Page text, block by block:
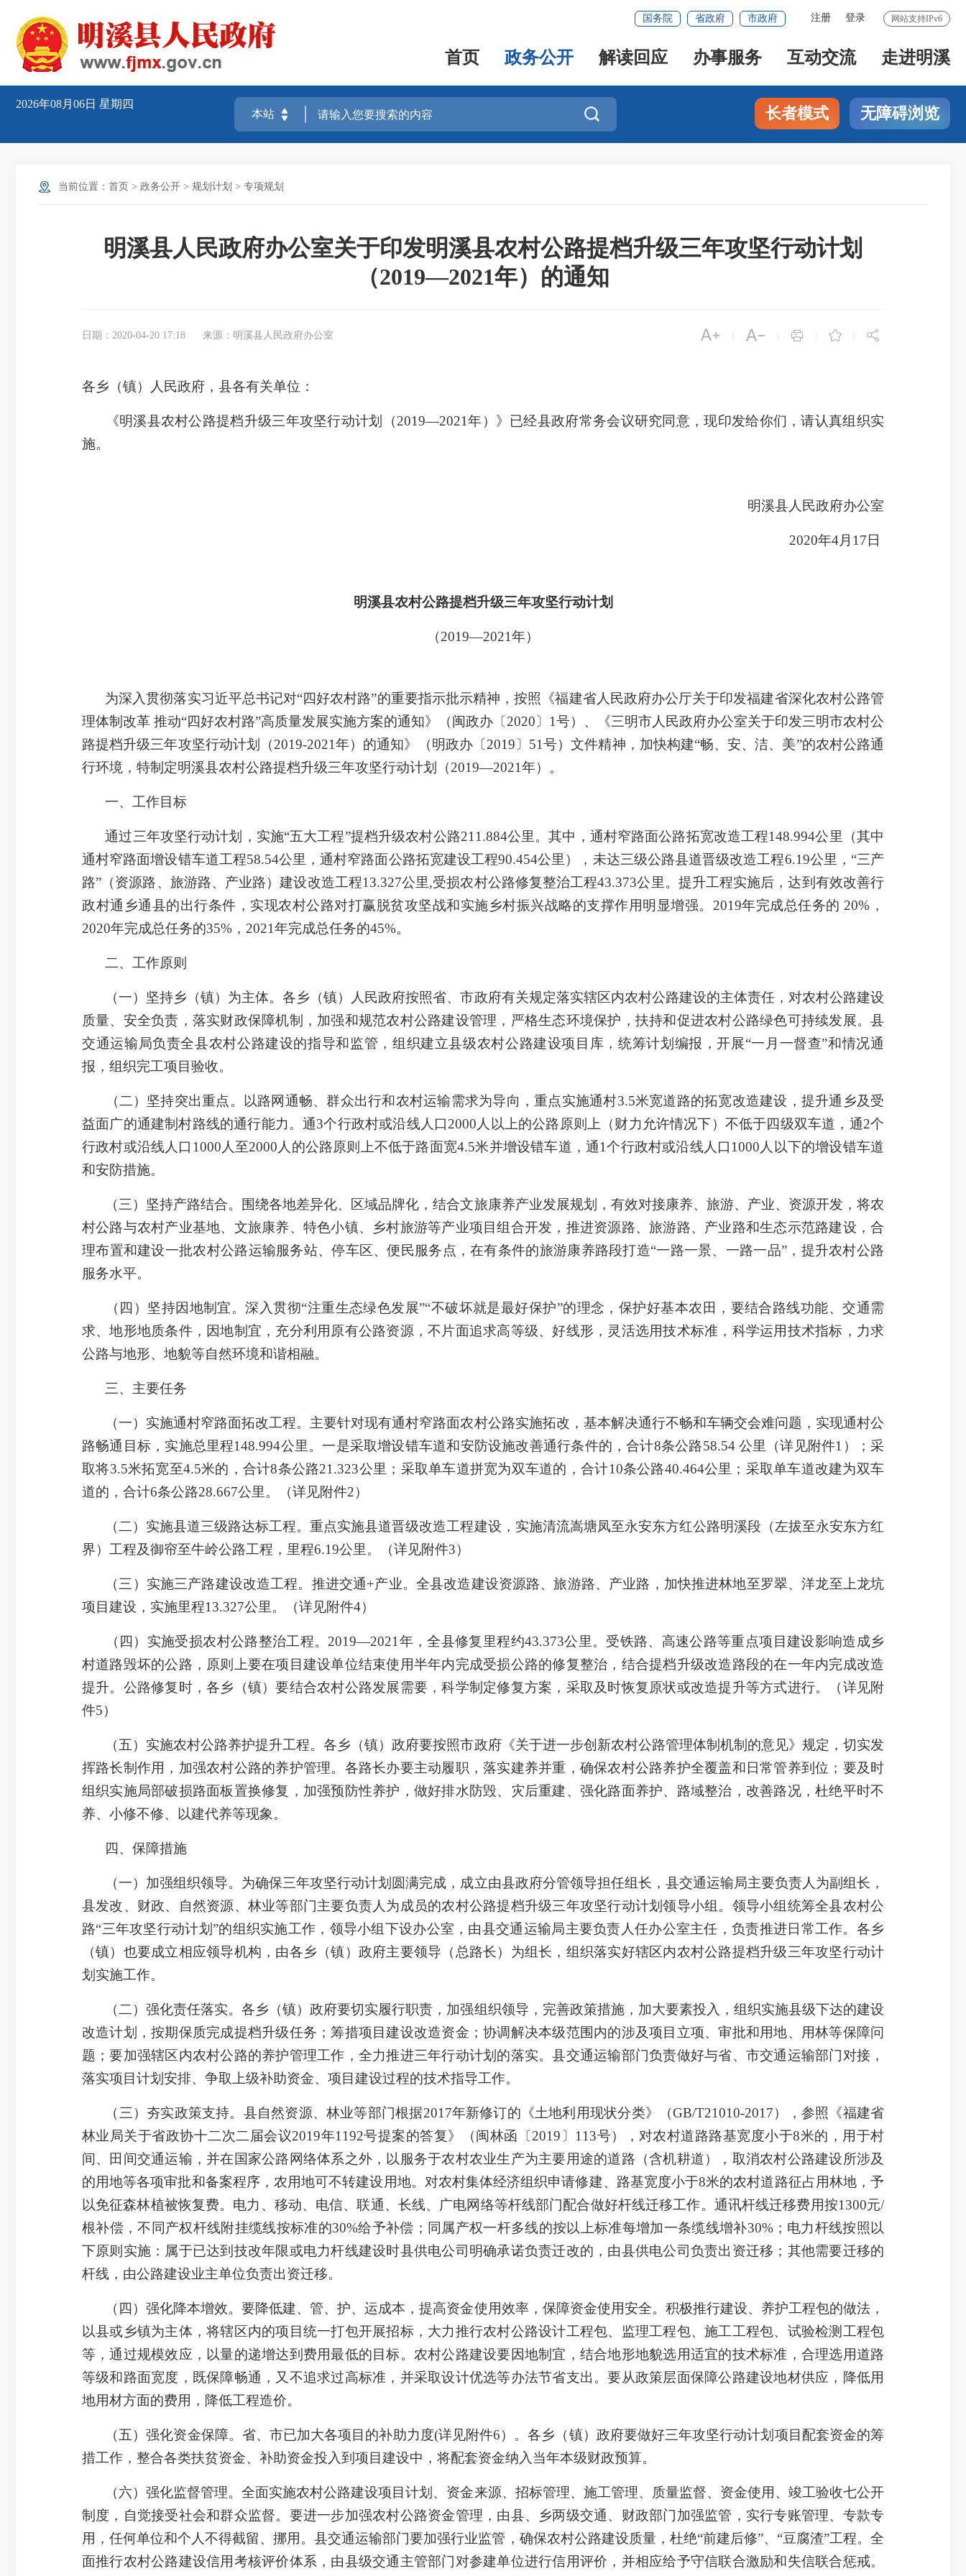
网站支持IPv6
注册 登录
国务院 省政府 市政府
首页 政务公开 解读回应 办事服务 互动交流 走进明溪
2026年08月06日 星期四
 长者模式 无障碍浏览
当前位置： 首页 > 政务公开 > 规划计划 > 专项规划
明溪县人民政府办公室关于印发明溪县农村公路提档升级三年攻坚行动计划
（2019—2021年）的通知
日期：2020-04-20 17:18 来源：明溪县人民政府办公室     
各乡（镇）人民政府，县各有关单位：
《明溪县农村公路提档升级三年攻坚行动计划（2019—2021年）》已经县政府常务会议研究同意，现印发给你们，请认真组织实
施。
明溪县人民政府办公室
2020年4月17日
明溪县农村公路提档升级三年攻坚行动计划
（2019—2021年）
为深入贯彻落实习近平总书记对“四好农村路”的重要指示批示精神，按照《福建省人民政府办公厅关于印发福建省深化农村公路管
理体制改革 推动“四好农村路”高质量发展实施方案的通知》（闽政办〔2020〕1号）、《三明市人民政府办公室关于印发三明市农村公
路提档升级三年攻坚行动计划（2019-2021年）的通知》（明政办〔2019〕51号）文件精神，加快构建“畅、安、洁、美”的农村公路通
行环境，特制定明溪县农村公路提档升级三年攻坚行动计划（2019—2021年）。
一、工作目标
通过三年攻坚行动计划，实施“五大工程”提档升级农村公路211.884公里。其中，通村窄路面公路拓宽改造工程148.994公里（其中
通村窄路面增设错车道工程58.54公里，通村窄路面公路拓宽建设工程90.454公里），未达三级公路县道晋级改造工程6.19公里，“三产
路”（资源路、旅游路、产业路）建设改造工程13.327公里,受损农村公路修复整治工程43.373公里。提升工程实施后，达到有效改善行
政村通乡通县的出行条件，实现农村公路对打赢脱贫攻坚战和实施乡村振兴战略的支撑作用明显增强。2019年完成总任务的 20%，
2020年完成总任务的35%，2021年完成总任务的45%。
二、工作原则
（一）坚持乡（镇）为主体。各乡（镇）人民政府按照省、市政府有关规定落实辖区内农村公路建设的主体责任，对农村公路建设
质量、安全负责，落实财政保障机制，加强和规范农村公路建设管理，严格生态环境保护，扶持和促进农村公路绿色可持续发展。县
交通运输局负责全县农村公路建设的指导和监管，组织建立县级农村公路建设项目库，统筹计划编报，开展“一月一督查”和情况通
报，组织完工项目验收。
（二）坚持突出重点。以路网通畅、群众出行和农村运输需求为导向，重点实施通村3.5米宽道路的拓宽改造建设，提升通乡及受
益面广的通建制村路线的通行能力。通3个行政村或沿线人口2000人以上的公路原则上（财力允许情况下）不低于四级双车道，通2个
行政村或沿线人口1000人至2000人的公路原则上不低于路面宽4.5米并增设错车道，通1个行政村或沿线人口1000人以下的增设错车道
和安防措施。
（三）坚持产路结合。围绕各地差异化、区域品牌化，结合文旅康养产业发展规划，有效对接康养、旅游、产业、资源开发，将农
村公路与农村产业基地、文旅康养、特色小镇、乡村旅游等产业项目组合开发，推进资源路、旅游路、产业路和生态示范路建设，合
理布置和建设一批农村公路运输服务站、停车区、便民服务点，在有条件的旅游康养路段打造“一路一景、一路一品”，提升农村公路
服务水平。
（四）坚持因地制宜。深入贯彻“注重生态绿色发展”“不破坏就是最好保护”的理念，保护好基本农田，要结合路线功能、交通需
求、地形地质条件，因地制宜，充分利用原有公路资源，不片面追求高等级、好线形，灵活选用技术标准，科学运用技术指标，力求
公路与地形、地貌等自然环境和谐相融。
三、主要任务
（一）实施通村窄路面拓改工程。主要针对现有通村窄路面农村公路实施拓改，基本解决通行不畅和车辆交会难问题，实现通村公
路畅通目标，实施总里程148.994公里。一是采取增设错车道和安防设施改善通行条件的，合计8条公路58.54 公里（详见附件1）；采
取将3.5米拓宽至4.5米的，合计8条公路21.323公里；采取单车道拼宽为双车道的，合计10条公路40.464公里；采取单车道改建为双车
道的，合计6条公路28.667公里。（详见附件2）
（二）实施县道三级路达标工程。重点实施县道晋级改造工程建设，实施清流嵩塘凤至永安东方红公路明溪段（左拔至永安东方红
界）工程及御帘至牛岭公路工程，里程6.19公里。（详见附件3）
（三）实施三产路建设改造工程。推进交通+产业。全县改造建设资源路、旅游路、产业路，加快推进林地至罗翠、洋龙至上龙坑
项目建设，实施里程13.327公里。（详见附件4）
（四）实施受损农村公路整治工程。2019—2021年，全县修复里程约43.373公里。受铁路、高速公路等重点项目建设影响造成乡
村道路毁坏的公路，原则上要在项目建设单位结束使用半年内完成受损公路的修复整治，结合提档升级改造路段的在一年内完成改造
提升。公路修复时，各乡（镇）要结合农村公路发展需要，科学制定修复方案，采取及时恢复原状或改造提升等方式进行。（详见附
件5）
（五）实施农村公路养护提升工程。各乡（镇）政府要按照市政府《关于进一步创新农村公路管理体制机制的意见》规定，切实发
挥路长制作用，加强农村公路的养护管理。各路长办要主动履职，落实建养并重，确保农村公路养护全覆盖和日常管养到位；要及时
组织实施局部破损路面板置换修复，加强预防性养护，做好排水防毁、灾后重建、强化路面养护、路域整治，改善路况，杜绝平时不
养、小修不修、以建代养等现象。
四、保障措施
（一）加强组织领导。为确保三年攻坚行动计划圆满完成，成立由县政府分管领导担任组长，县交通运输局主要负责人为副组长，
县发改、财政、自然资源、林业等部门主要负责人为成员的农村公路提档升级三年攻坚行动计划领导小组。领导小组统筹全县农村公
路“三年攻坚行动计划”的组织实施工作，领导小组下设办公室，由县交通运输局主要负责人任办公室主任，负责推进日常工作。各乡
（镇）也要成立相应领导机构，由各乡（镇）政府主要领导（总路长）为组长，组织落实好辖区内农村公路提档升级三年攻坚行动计
划实施工作。
（二）强化责任落实。各乡（镇）政府要切实履行职责，加强组织领导，完善政策措施，加大要素投入，组织实施县级下达的建设
改造计划，按期保质完成提档升级任务；筹措项目建设改造资金；协调解决本级范围内的涉及项目立项、审批和用地、用林等保障问
题；要加强辖区内农村公路的养护管理工作，全力推进三年行动计划的落实。县交通运输部门负责做好与省、市交通运输部门对接，
落实项目计划安排、争取上级补助资金、项目建设过程的技术指导工作。
（三）夯实政策支持。县自然资源、林业等部门根据2017年新修订的《土地利用现状分类》（GB/T21010-2017），参照《福建省
林业局关于省政协十二次二届会议2019年1192号提案的答复》（闽林函〔2019〕113号），对农村道路路基宽度小于8米的，用于村
间、田间交通运输，并在国家公路网络体系之外，以服务于农村农业生产为主要用途的道路（含机耕道），取消农村公路建设所涉及
的用地等各项审批和备案程序，农用地可不转建设用地。对农村集体经济组织申请修建、路基宽度小于8米的农村道路征占用林地，予
以免征森林植被恢复费。电力、移动、电信、联通、长线、广电网络等杆线部门配合做好杆线迁移工作。通讯杆线迁移费用按1300元/
根补偿，不同产权杆线附挂缆线按标准的30%给予补偿；同属产权一杆多线的按以上标准每增加一条缆线增补30%；电力杆线按照以
下原则实施：属于已达到技改年限或电力杆线建设时县供电公司明确承诺负责迁改的，由县供电公司负责出资迁移；其他需要迁移的
杆线，由公路建设业主单位负责出资迁移。
（四）强化降本增效。要降低建、管、护、运成本，提高资金使用效率，保障资金使用安全。积极推行建设、养护工程包的做法，
以县或乡镇为主体，将辖区内的项目统一打包开展招标，大力推行农村公路设计工程包、监理工程包、施工工程包、试验检测工程包
等，通过规模效应，以量的递增达到费用最低的目标。农村公路建设要因地制宜，结合地形地貌选用适宜的技术标准，合理选用道路
等级和路面宽度，既保障畅通，又不追求过高标准，并采取设计优选等办法节省支出。要从政策层面保障公路建设地材供应，降低用
地用材方面的费用，降低工程造价。
（五）强化资金保障。省、市已加大各项目的补助力度(详见附件6）。各乡（镇）政府要做好三年攻坚行动计划项目配套资金的筹
措工作，整合各类扶贫资金、补助资金投入到项目建设中，将配套资金纳入当年本级财政预算。
（六）强化监督管理。全面实施农村公路建设项目计划、资金来源、招标管理、施工管理、质量监督、资金使用、竣工验收七公开
制度，自觉接受社会和群众监督。要进一步加强农村公路资金管理，由县、乡两级交通、财政部门加强监管，实行专账管理、专款专
用，任何单位和个人不得截留、挪用。县交通运输部门要加强行业监管，确保农村公路建设质量，杜绝“前建后修”、“豆腐渣”工程。全
面推行农村公路建设信用考核评价体系，由县级交通主管部门对参建单位进行信用评价，并相应给予守信联合激励和失信联合惩戒。